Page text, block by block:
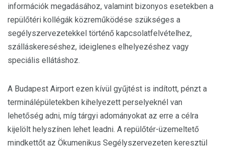
információk megadásához, valamint bizonyos esetekben a
repülőtéri kollégák közreműködése szükséges a
segélyszervezetekkel történő kapcsolatfelvételhez,
szálláskereséshez, ideiglenes elhelyezéshez vagy
speciális ellátáshoz.
A Budapest Airport ezen kívül gyűjtést is indított, pénzt a
terminálépületekben kihelyezett perselyeknél van
lehetőség adni, míg tárgyi adományokat az erre a célra
kijelölt helyszínen lehet leadni. A repülőtér-üzemeltető
mindkettőt az Ökumenikus Segélyszervezeten keresztül